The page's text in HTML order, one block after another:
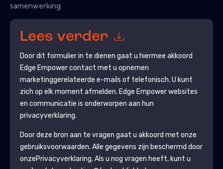
samenwerking.
Lees verder
Door dit formulier in te dienen gaat u hiermee akkoord
Edge Empowercontact met u opnemen
marketinggerelateerde e-mails of telefonisch. U kunt
zich op elk moment afmelden. Edge Empowerwebsites
en communicatie is onderworpen aan hun
privacyverklaring.
Door deze bron aan te vragen gaat u akkoord met onze
gebruiksvoorwaarden. Alle gegevens zijn beschermd door
onzePrivacyverklaring. Als u nog vragen heeft, kunt u